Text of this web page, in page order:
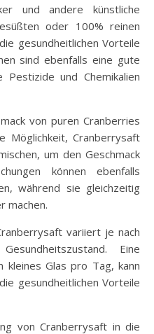
und andere künstliche
oder 100% reinen
gesundheitlichen Vorteile
sind ebenfalls eine gute
und Chemikalien
von puren Cranberries
Möglichkeit, Cranberrysaft
um den Geschmack
können ebenfalls
während sie gleichzeitig
machen.
variiert je nach
Eine
kleines Glas pro Tag, kann
gesundheitlichen Vorteile
von Cranberrysaft in die